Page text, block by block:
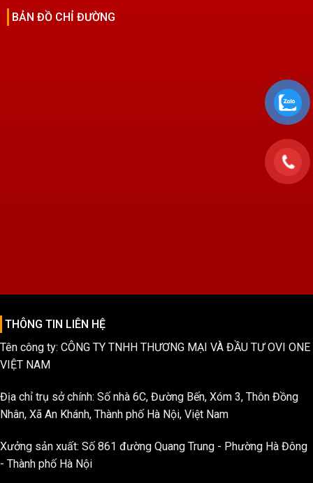
BẢN ĐỒ CHỈ ĐƯỜNG
THÔNG TIN LIÊN HỆ
Tên công ty: CÔNG TY TNHH THƯƠNG MẠI VÀ ĐẦU TƯ OVI ONE
VIỆT NAM
Địa chỉ trụ sở chính: Số nhà 6C, Đường Bến, Xóm 3, Thôn Đồng
Nhân, Xã An Khánh, Thành phố Hà Nội, Việt Nam
Xưởng sản xuất: Số 861 đường Quang Trung - Phường Hà Đông
- Thành phố Hà Nội